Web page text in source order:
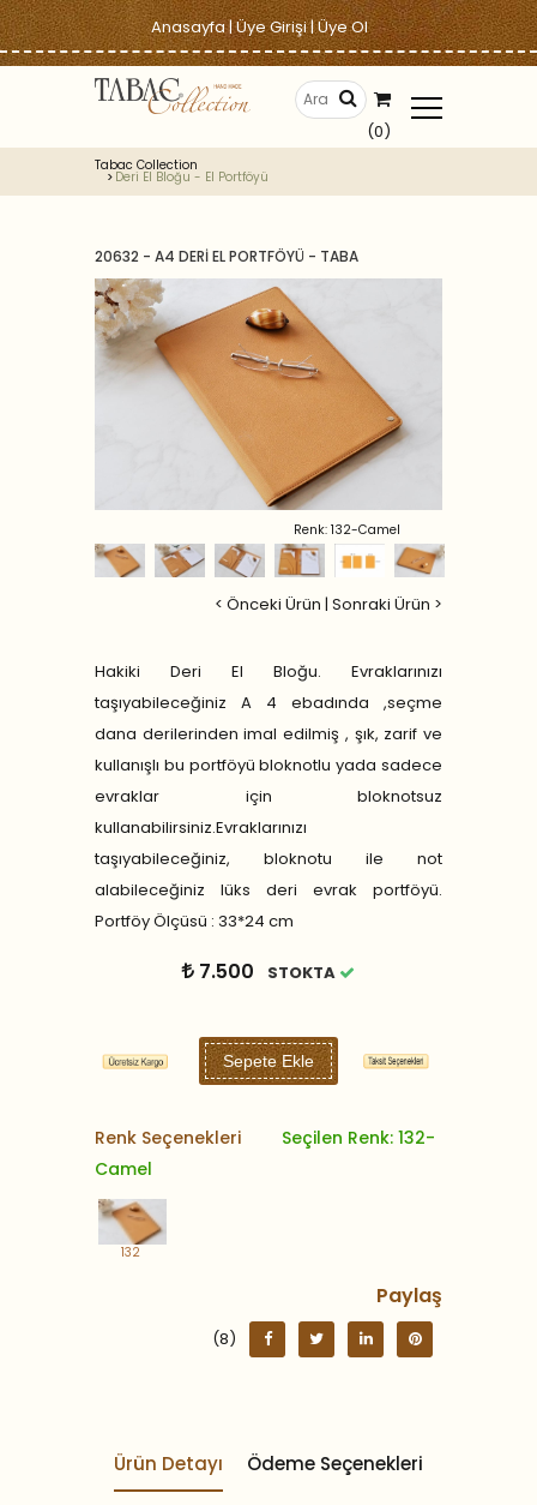
Anasayfa|Üye Girişi|Üye Ol
(0)
Tabac Collection
Deri El Bloğu - El Portföyü
20632 - A4 DERİ EL PORTFÖYÜ - TABA
Renk: 132-Camel
< Önceki Ürün | Sonraki Ürün >
Hakiki Deri El Bloğu. Evraklarınızı
taşıyabileceğiniz A 4 ebadında ,seçme
dana derilerinden imal edilmiş , şık, zarif ve
kullanışlı bu portföyü bloknotlu yada sadece
evraklar için bloknotsuz
kullanabilirsiniz.Evraklarınızı
taşıyabileceğiniz, bloknotu ile not
alabileceğiniz lüks deri evrak portföyü.
Portföy Ölçüsü : 33*24 cm
7.500 STOKTA
Sepete Ekle
Renk Seçenekleri
Seçilen Renk: 132-
Camel
132
Paylaş
(8)
Ürün Detayı Ödeme Seçenekleri